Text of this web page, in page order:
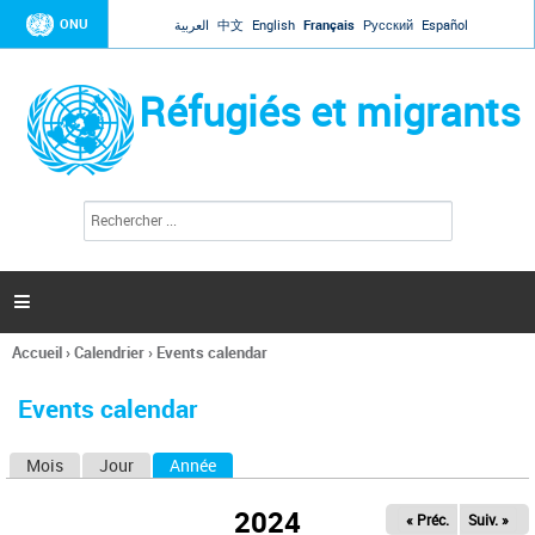
Jump to navigation
ONU العربية 中文 English Français Русский Español
Réfugiés et migrants
l
c
h
e

Vous
ici
Accueil›Calendrier› Events calendar
Events calendar
Mois Jour Année
2024 « Préc. Suiv. »